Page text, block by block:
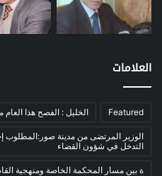
نفط
اتصالات
بيئة
ثقافة
العلامات
Featured الخليل : الفصح هذا العام
الوزير المرتضى من مدينة صور:المطلوب
التدخل في شؤون القضاء
ة بين مسار المحكمة الخاصة ومنهجية